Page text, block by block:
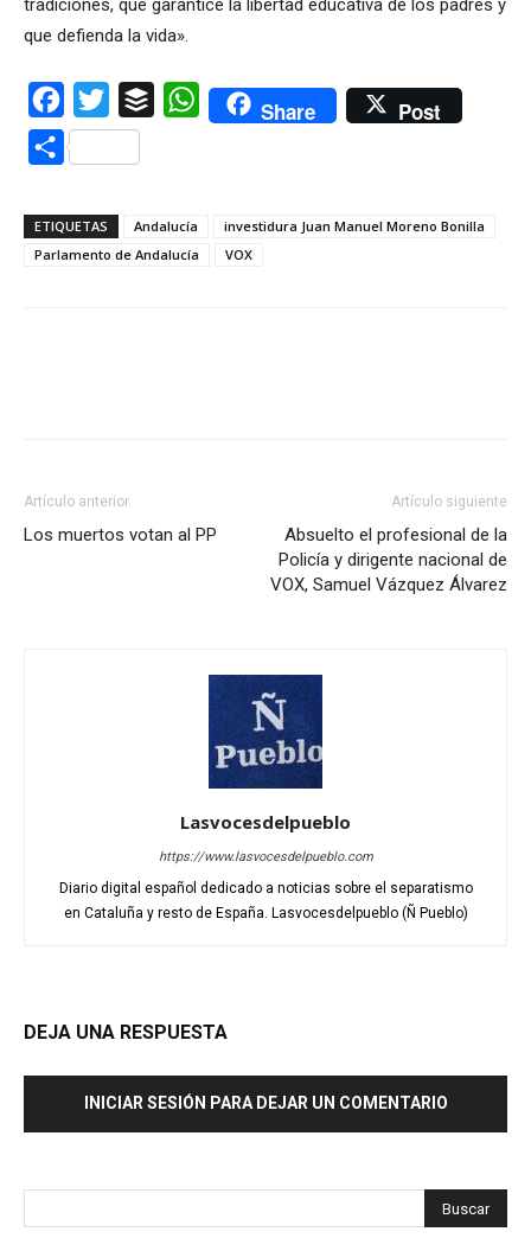
tradiciones, que garantice la libertad educativa de los padres y
que defienda la vida».
Facebook
Twitter Buffer WhatsAppShare Post
Compartir
ETIQUETAS Andalucía
investidura Juan Manuel Moreno Bonilla
Parlamento de Andalucía
VOX
Artículo anterior
Los muertos votan al PP
Artículo siguiente
Absuelto el profesional de la
Policía y dirigente nacional de
VOX, Samuel Vázquez Álvarez
Lasvocesdelpueblo
https://www.lasvocesdelpueblo.com
Diario digital español dedicado a noticias sobre el separatismo
en Cataluña y resto de España. Lasvocesdelpueblo (Ñ Pueblo)
DEJA UNA RESPUESTA
INICIAR SESIÓN PARA DEJAR UN COMENTARIO